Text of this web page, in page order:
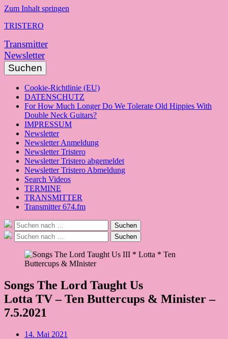
Zum Inhalt springen
TRISTERO
Transmitter
Newsletter
Suchen
Cookie-Richtlinie (EU)
DATENSCHUTZ
For How Much Longer Do We Tolerate Old Hippies With
Double Neck Guitars?
IMPRESSUM
Newsletter
Newsletter Anmeldung
Newsletter Tristero
Newsletter Tristero abgemeldet
Newsletter Tristero Abmeldung
Search Videos
TERMINE
TRANSMITTER
Transmitter 674.fm
Suche
nach:
Suchen
Suche
nach:
Suchen
Songs The Lord Taught Us
Lotta TV – Ten Buttercups & Minister –
7.5.2021
Beitragsdatum
14. Mai 2021